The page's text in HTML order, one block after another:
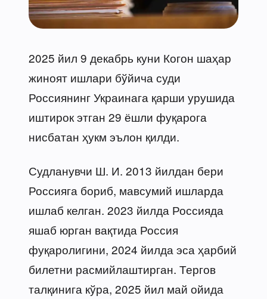
2025 йил 9 декабрь куни Когон шаҳар
жиноят ишлари бўйича суди
Россиянинг Украинага қарши урушида
иштирок этган 29 ёшли фуқарога
нисбатан ҳукм эълон қилди.
Судланувчи Ш. И. 2013 йилдан бери
Россияга бориб, мавсумий ишларда
ишлаб келган. 2023 йилда Россияда
яшаб юрган вақтида Россия
фуқаролигини, 2024 йилда эса ҳарбий
билетни расмийлаштирган. Тергов
талқинига кўра, 2025 йил май ойида